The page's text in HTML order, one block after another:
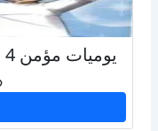
يوميات مؤمن 4 المحافظة على الصلاة ملون